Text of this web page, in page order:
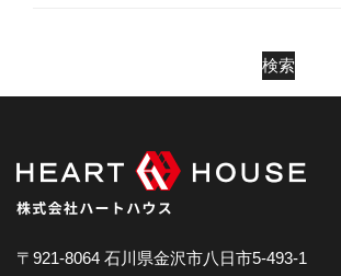
2025年2月
2024年12月
2024年11月
2024年10月
検索
〒921-8064 石川県金沢市八日市5-493-1